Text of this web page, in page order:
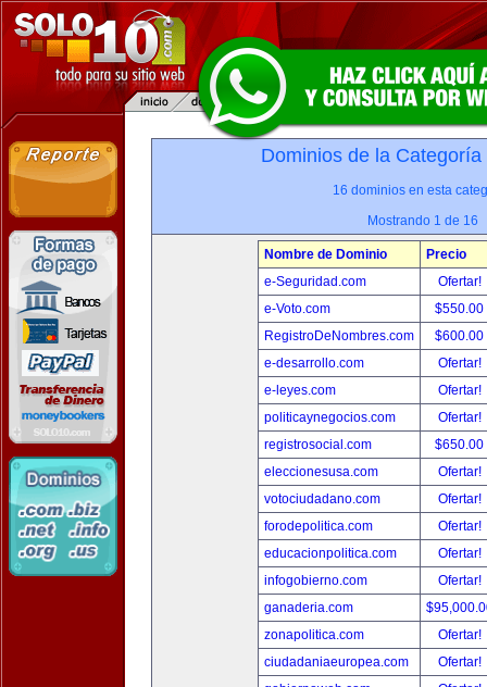
Dominios de la
16 dominios en esta
Mostrando 1 de 16
Nombre de Dominio
Precio
e-Seguridad.com
Ofertar!
e-Voto.com
$550.00
RegistroDeNombres.com
$600.00
e-desarrollo.com
Ofertar!
e-leyes.com
Ofertar!
politicaynegocios.com
Ofertar!
registrosocial.com
$650.00
eleccionesusa.com
Ofertar!
votociudadano.com
Ofertar!
forodepolitica.com
Ofertar!
educacionpolitica.com
Ofertar!
infogobierno.com
Ofertar!
ganaderia.com
zonapolitica.com
Ofertar!
ciudadaniaeuropea.com
Ofertar!